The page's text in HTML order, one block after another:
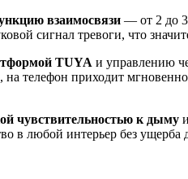
взаимосвязи — от 2 до
сигнал тревоги, что
TUYA и управлению
на телефон приходит
чувствительностью к дыму
в любой интерьер без